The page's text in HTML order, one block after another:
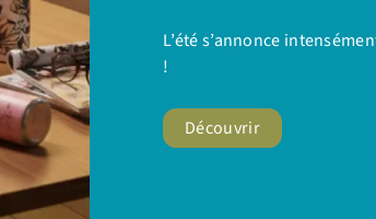
L’été s’annonce
!
Découvrir